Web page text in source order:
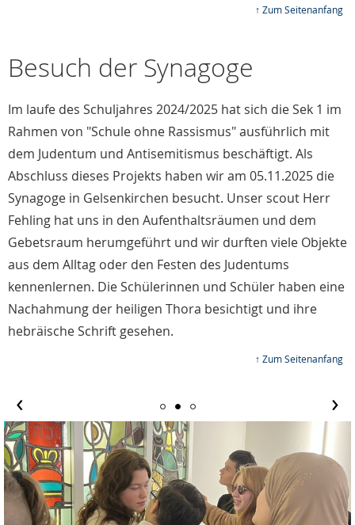
↑ Zum Seitenanfang
Besuch der Synagoge
Im laufe des Schuljahres 2024/2025 hat sich die Sek 1 im
Rahmen von "Schule ohne Rassismus" ausführlich mit
dem Judentum und Antisemitismus beschäftigt. Als
Abschluss dieses Projekts haben wir am 05.11.2025 die
Synagoge in Gelsenkirchen besucht. Unser scout Herr
Fehling hat uns in den Aufenthaltsräumen und dem
Gebetsraum herumgeführt und wir durften viele Objekte
aus dem Alltag oder den Festen des Judentums
kennenlernen. Die Schülerinnen und Schüler haben eine
Nachahmung der heiligen Thora besichtigt und ihre
hebräische Schrift gesehen.
↑ Zum Seitenanfang
‹ ›